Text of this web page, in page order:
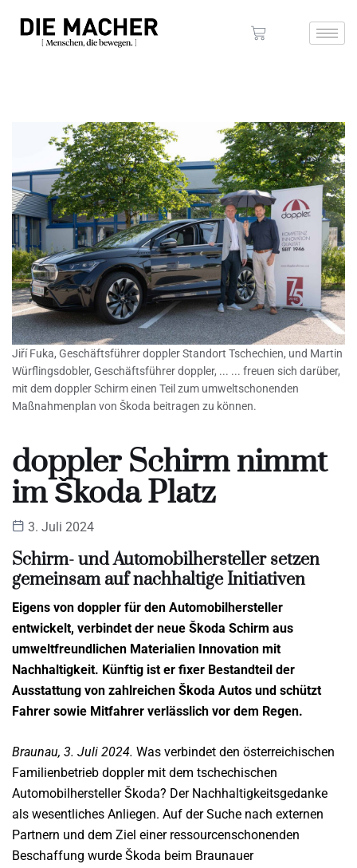
Jiří Fuka, Geschäftsführer doppler Standort Tschechien, und Martin
Würflingsdobler, Geschäftsführer doppler, ... ... freuen sich darüber,
mit dem doppler Schirm einen Teil zum umweltschonenden
Maßnahmenplan von Škoda beitragen zu können.
doppler Schirm nimmt
im Škoda Platz
3. Juli 2024
Schirm- und Automobilhersteller setzen
gemeinsam auf nachhaltige Initiativen
Eigens von doppler für den Automobilhersteller
entwickelt, verbindet der neue Škoda Schirm aus
umweltfreundlichen Materialien Innovation mit
Nachhaltigkeit. Künftig ist er fixer Bestandteil der
Ausstattung von zahlreichen Škoda Autos und schützt
Fahrer sowie Mitfahrer verlässlich vor dem Regen.
Braunau, 3. Juli 2024. Was verbindet den österreichischen
Familienbetrieb doppler mit dem tschechischen
Automobilhersteller Škoda? Der Nachhaltigkeitsgedanke
als wesentliches Anliegen. Auf der Suche nach externen
Partnern und dem Ziel einer ressourcenschonenden
Beschaffung wurde Škoda beim Braunauer